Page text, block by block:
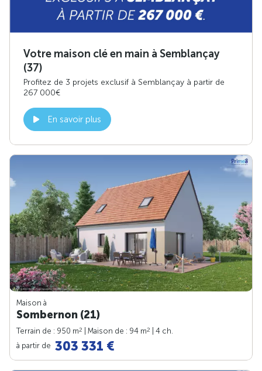
Votre maison clé en main à Semblançay
(37)
Profitez de 3 projets exclusif à Semblançay à partir de
267 000€
En savoir plus
Maison à
Sombernon (21)
Terrain de : 950 m2 | Maison de : 94 m2
| 4 ch.
à partir de 303 331 €